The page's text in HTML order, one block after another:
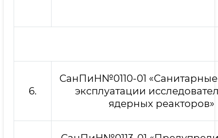
6.
СанПиН№0110-01
эксплуатации
ядерных реакторов»